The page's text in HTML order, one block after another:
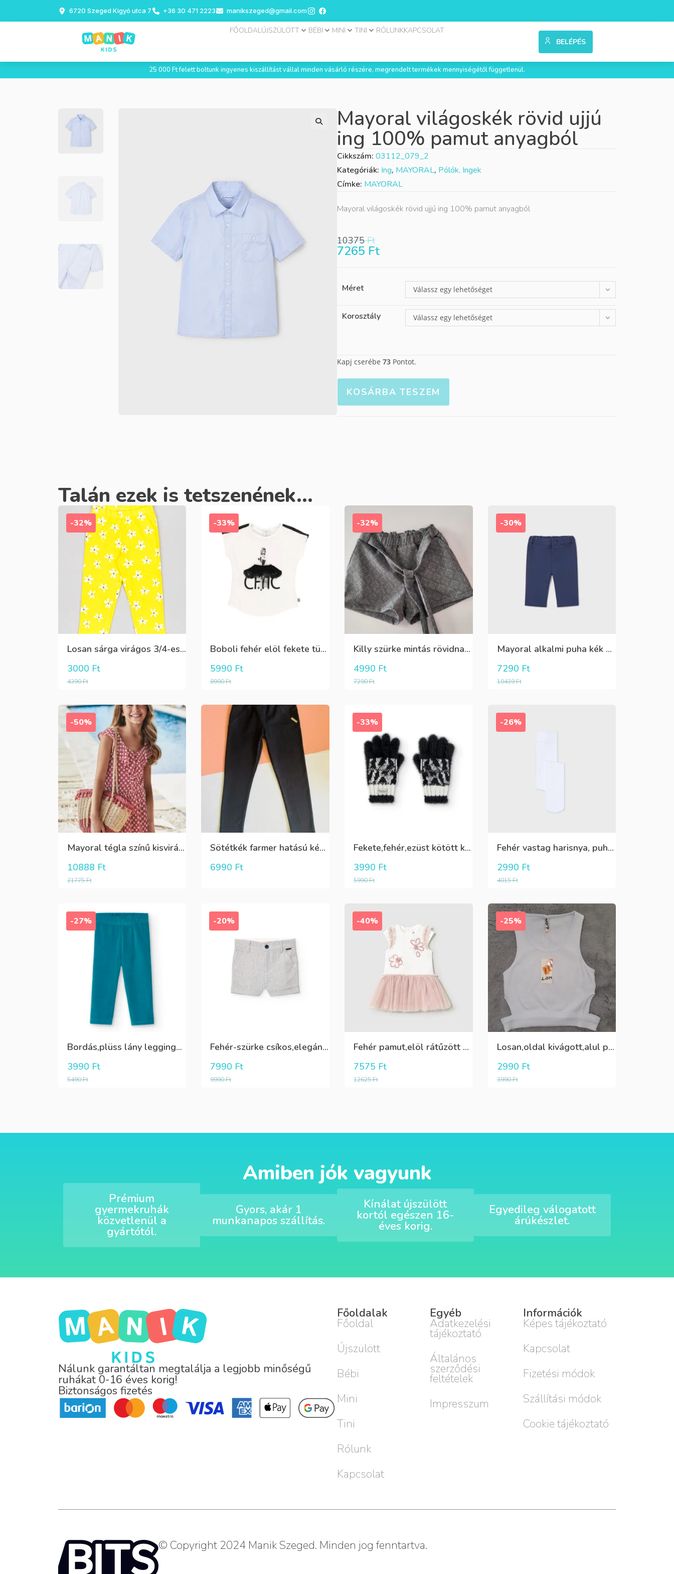
6720 Szeged Kigyó utca 7 +36 30 471 2223 manikszeged@gmail.com
FŐOLDALÚJSZÜLÖTT BÉBI MINI TINI RÓLUNKKAPCSOLAT
BELÉPÉS
25 000 Ft felett boltunk ingyenes kiszállítást vállal minden vásárló részére, megrendelt termékek mennyiségétől függetlenül.
Mayoral világoskék rövid ujjú
ing 100% pamut anyagból
Cikkszám: 03112_079_2
Kategóriák: Ing, MAYORAL, Pólók, Ingek
Címke: MAYORAL
Mayoral világoskék rövid ujjú ing 100% pamut anyagból
10375Ft
7265 Ft
Méret Válassz egy lehetőséget
Korosztály Válassz egy lehetőséget
Kapj cserébe 73 Pontot.
KOSÁRBA TESZEM
Talán ezek is tetszenének...
-32%
Losan sárga virágos 3/4-es leggings
4390Ft
3000 Ft
-33%
Boboli fehér elöl fekete tüll+gyöngyös csini póló
8990Ft
5990 Ft
-32%
Killy szürke mintás rövidnadrág
7290Ft
4990 Ft
-30%
Mayoral alkalmi puha kék élre vasalt nadrág, behúzható derékrésszel
10439Ft
7290 Ft
-50%
Mayoral tégla színű kisvirág mintás nyári lenge ruha
21775Ft
10888 Ft
Sötétkék farmer hatású kényelmes nadrág
6990 Ft
-33%
Fekete,fehér,ezüst kötött kesztyű
5990Ft
3990 Ft
-26%
Fehér vastag harisnya, puha meleg
4015Ft
2990 Ft
-27%
Bordás,plüss lány leggings zöldeskék
5490Ft
3990 Ft
-20%
Fehér-szürke csíkos,elegáns,fiú vászon rövidnadrág
9990Ft
7990 Ft
-40%
Fehér pamut,elöl rátűzött virággal,vállon és a szoknya része pöttyös tüll,egybe ruha
12625Ft
7575 Ft
-25%
Losan,oldal kivágott,alul passzés rövid lány trikó,póló
3990Ft
2990 Ft
Amiben jók vagyunk
Prémium
gyermekruhák
közvetlenül a
gyártótól.
Gyors, akár 1
munkanapos szállítás.
Kínálat újszülött
kortól egészen 16-
éves korig.
Egyedileg válogatott
árúkészlet.
Nálunk garantáltan megtalálja a legjobb minőségű
ruhákat 0-16 éves korig!
Biztonságos fizetés
Főoldalak
Főoldal
Újszülött
Bébi
Mini
Tini
Rólunk
Kapcsolat
Egyéb
Adatkezelési
tájékoztató
Általános
szerződési
feltételek
Impresszum
Információk
Képes tájékoztató
Kapcsolat
Fizetési módok
Szállítási módok
Cookie tájékoztató
© Copyright 2024 Manik Szeged. Minden jog fenntartva.